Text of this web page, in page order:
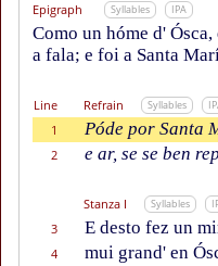
Epigraph
Syllables IPA
Como un hóme d'
a fala; e foi a Santa
Line Refrain Syllables
1 Póde por Santa
2 e ar, se se ben
Stanza I Syllables
3 E desto fez un
4 mui grand' en